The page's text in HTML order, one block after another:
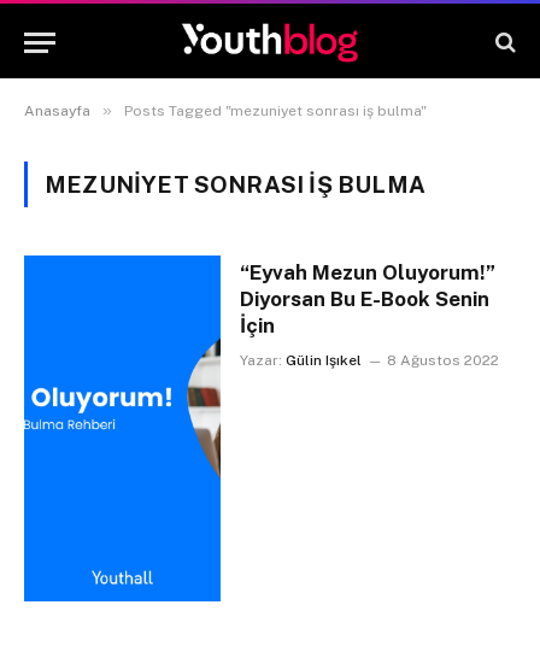
Anasayfa » Posts Tagged "mezuniyet sonrası iş bulma"
MEZUNIYET SONRASI IŞ BULMA
“Eyvah Mezun Oluyorum!”
Diyorsan Bu E-Book Senin
İçin
Yazar: Gülin Işıkel 8 Ağustos 2022